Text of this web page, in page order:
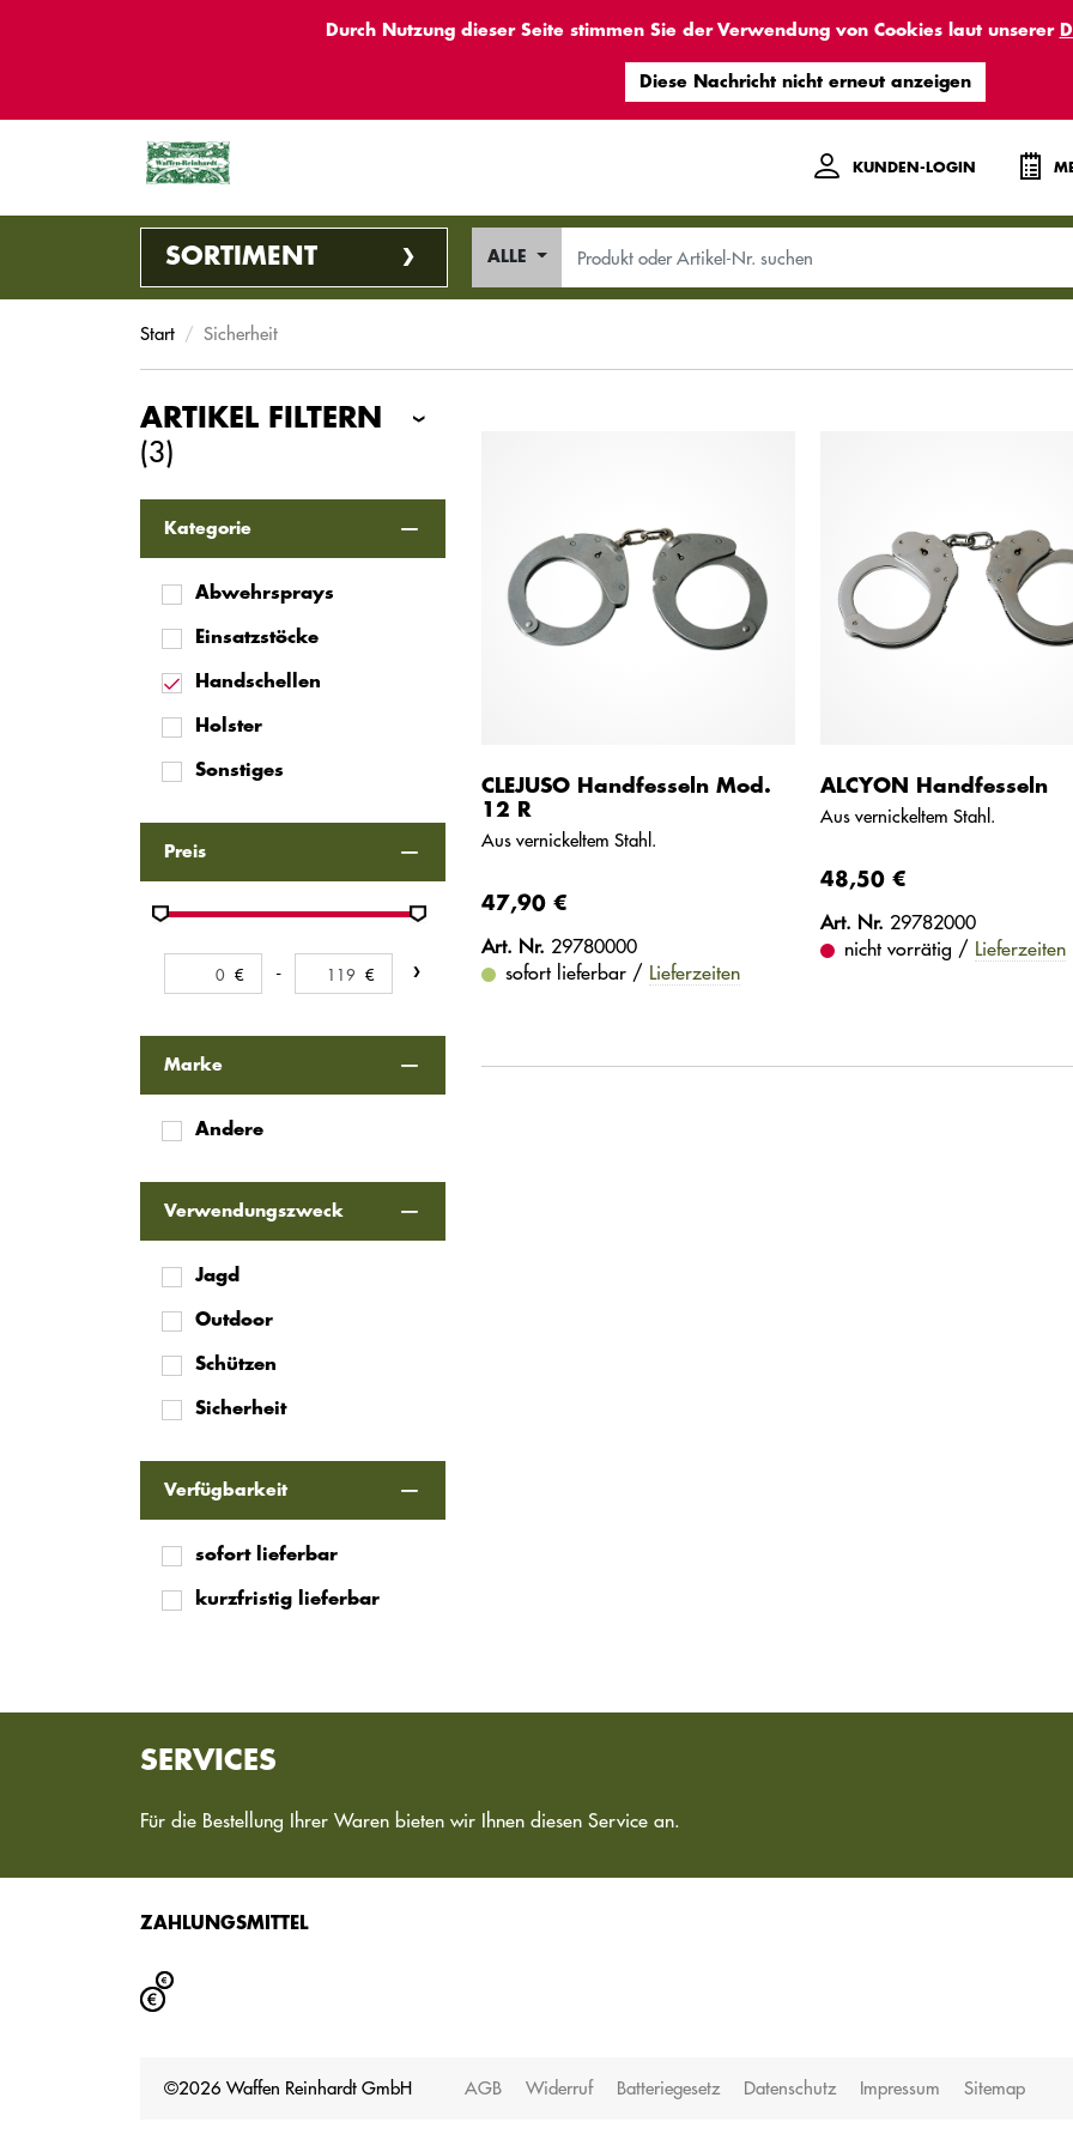
Durch Nutzung dieser Seite stimmen Sie der Verwendung von Cookies laut unserer
KUNDEN-LOGIN
SORTIMENT ALLE
Start Sicherheit
ARTIKEL FILTERN
(3)
Kategorie
Abwehrsprays
Einsatzstöcke
Handschellen
Holster
Sonstiges
Preis
-
Marke
Andere
Verwendungszweck
Jagd
Outdoor
Schützen
Sicherheit
Verfügbarkeit
sofort lieferbar
kurzfristig lieferbar
CLEJUSO Handfesseln Mod.
12 R
Aus vernickeltem Stahl.
47,90 €
Art. Nr. 29780000
sofort lieferbar / Lieferzeiten
ALCYON Handfesseln
Aus vernickeltem Stahl.
48,50 €
Art. Nr. 29782000
nicht vorrätig / Lieferzeiten
SERVICES
Für die Bestellung Ihrer Waren bieten wir Ihnen diesen Service an.
ZAHLUNGSMITTEL
©2026 Waffen Reinhardt GmbH AGB Widerruf Batteriegesetz Datenschutz Impressum Sitemap